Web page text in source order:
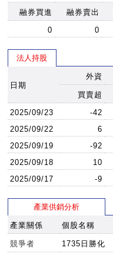
融券買進
融券賣出
0
0
法人持股
日期
外資
買賣超
2025/09/23
-42
2025/09/22
6
2025/09/19
-92
2025/09/18
10
2025/09/17
-9
產業供銷分析
產業關係 個股名稱
競爭者 1735日勝化